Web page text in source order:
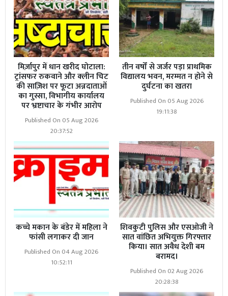
मिर्ज़ापुर में धान खरीद घोटाला:
ट्रांसफर रुकवाने और क्लीन चिट
की साज़िश पर फूटा अन्नदाताओं
का गुस्सा, विभागीय कार्यालय
पर भ्रष्टाचार के गंभीर आरोप
Published On 05 Aug 2026
20:37:52
तीन वर्षों से जर्जर पड़ा प्राथमिक
विद्यालय भवन, मरम्मत न होने से
दुर्घटना का खतरा
Published On 05 Aug 2026
19:11:38
कच्चे मकान के बंडेर में महिला ने
फांसी लगाकर दी जान
Published On 04 Aug 2026
10:52:11
शिवकुटी पुलिस और एसओजी ने
सात वांछित अभियुक्त गिरफ्तार
किया। सात अवैध देशी बम
बरामद।
Published On 02 Aug 2026
20:28:38